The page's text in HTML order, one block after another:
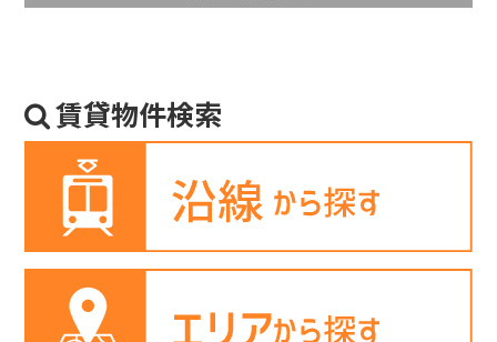
賃貸物件検索